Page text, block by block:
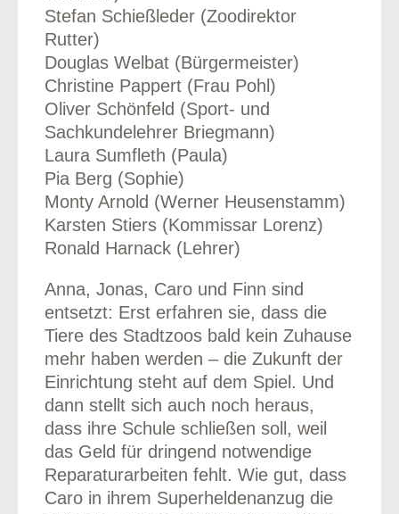
Stefan Schießleder (Zoodirektor
Rutter)
Douglas Welbat (Bürgermeister)
Christine Pappert (Frau Pohl)
Oliver Schönfeld (Sport- und
Sachkundelehrer Briegmann)
Laura Sumfleth (Paula)
Pia Berg (Sophie)
Monty Arnold (Werner Heusenstamm)
Karsten Stiers (Kommissar Lorenz)
Ronald Harnack (Lehrer)
Anna, Jonas, Caro und Finn sind
entsetzt: Erst erfahren sie, dass die
Tiere des Stadtzoos bald kein Zuhause
mehr haben werden – die Zukunft der
Einrichtung steht auf dem Spiel. Und
dann stellt sich auch noch heraus,
dass ihre Schule schließen soll, weil
das Geld für dringend notwendige
Reparaturarbeiten fehlt. Wie gut, dass
Caro in ihrem Superheldenanzug die